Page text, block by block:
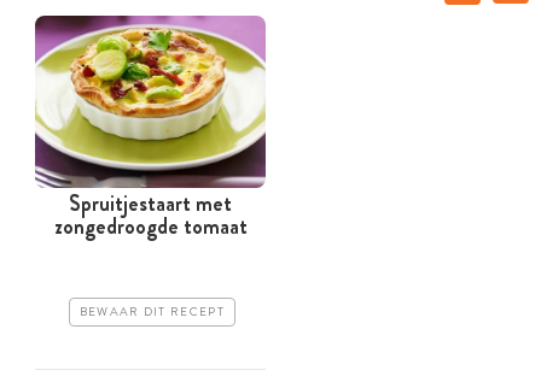
Spruitjestaart met
zongedroogde tomaat
BEWAAR DIT RECEPT